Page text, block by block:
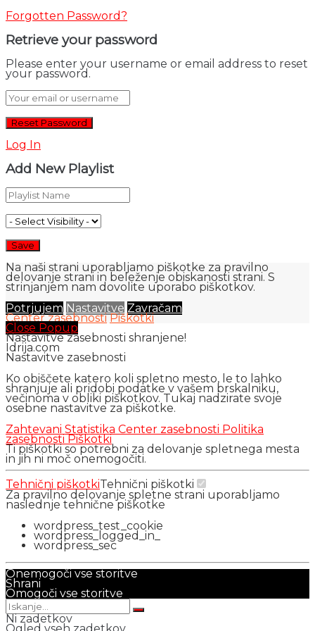
Forgotten Password?
Retrieve your password
Please enter your username or email address to reset
your password.
Log In
Add New Playlist
Na naši strani uporabljamo piškotke za pravilno
delovanje strani in beleženje obiskanosti strani. S
strinjanjem nam dovolite uporabo piškotkov.
Potrjujem Nastavitve Zavračam
Center zasebnosti Piškotki
Close Popup
Nastavitve zasebnosti shranjene!
Idrija.com
Nastavitve zasebnosti
Ko obiščete katero koli spletno mesto, le to lahko
shranjuje ali pridobi podatke v vašem brskalniku,
večinoma v obliki piškotkov. Tukaj nadzirate svoje
osebne nastavitve za piškotke.
Zahtevani Statistika Center zasebnosti Politika
zasebnosti Piškotki
Ti piškotki so potrebni za delovanje spletnega mesta
in jih ni moč onemogočiti.
Tehnični piškotkiTehnični piškotki
Za pravilno delovanje spletne strani uporabljamo
naslednje tehnične piškotke
wordpress_test_cookie
wordpress_logged_in_
wordpress_sec
Onemogoči vse storitve
Shrani
Omogoči vse storitve
Ni zadetkov